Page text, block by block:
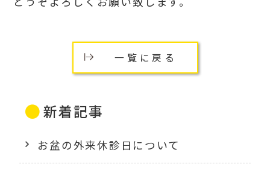
一覧に戻る
新着記事
お盆の外来休診日について